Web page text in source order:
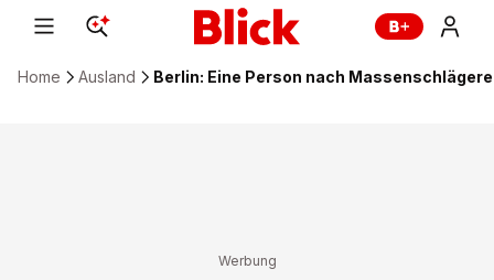
Home Ausland Berlin: Eine Person nach